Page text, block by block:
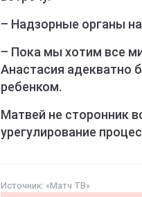
– Надзорные органы
– Пока мы хотим все
Анастасия адекватно
ребенком.
Матвей не сторонник
урегулирование
Источник: «Матч ТВ»